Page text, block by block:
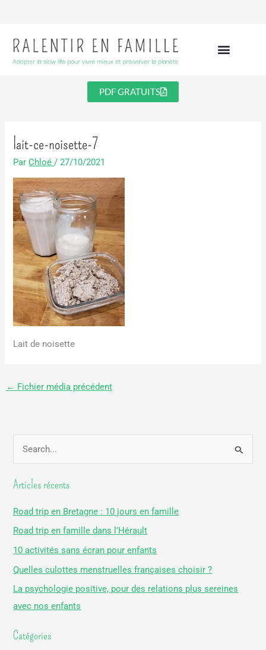
PDF GRATUITS
lait-ce-noisette-7
ParChloé/27/10/2021
Lait de noisette
← Fichier média précédent
c
r
c
h
e
r
:
Articles récents
Road trip en Bretagne : 10 jours en famille
Road trip en famille dans l’Hérault
10 activités sans écran pour enfants
Quelles culottes menstruelles françaises choisir ?
La psychologie positive, pour des relations plus sereines
avec nos enfants
Catégories